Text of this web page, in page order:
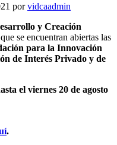
porvidcaadmin
y Creación
se encuentran abiertas las
para la Innovación
de Interés Privado y de
el viernes 20 de agosto
.